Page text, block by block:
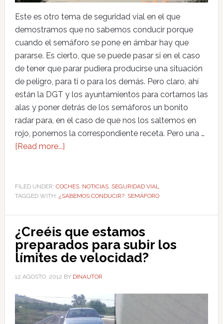
Este es otro tema de seguridad vial en el que
demostramos que no sabemos conducir porque
cuando el semáforo se pone en ámbar hay que
pararse. Es cierto, que se puede pasar si en el caso
de tener que parar pudiera producirse una situación
de peligro, para ti o para los demás. Pero claro, ahí
están la DGT y los ayuntamientos para cortarnos las
alas y poner detrás de los semáforos un bonito
radar para, en el caso de que nos los saltemos en
rojo, ponernos la correspondiente receta. Pero una …
[Read more...]
FILED UNDER: COCHES, NOTICIAS, SEGURIDAD VIAL
TAGGED WITH: ¿SABEMOS CONDUCIR?, SEMÁFORO
¿Creéis que estamos
preparados para subir los
límites de velocidad?
12 AGOSTO, 2012 BY DINAUTOR